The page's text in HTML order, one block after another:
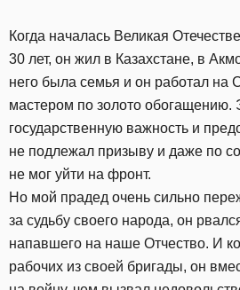
Когда началась Великая
30 лет, он жил в Казахстане, в
него была семья и он работал на
мастером по золото обогащению.
государственную важность и
не подлежал призыву и даже по
не мог уйти на фронт.
Но мой прадед очень сильно
за судьбу своего народа, он
напавшего на наше Отчество. И
рабочих из своей бригады, он